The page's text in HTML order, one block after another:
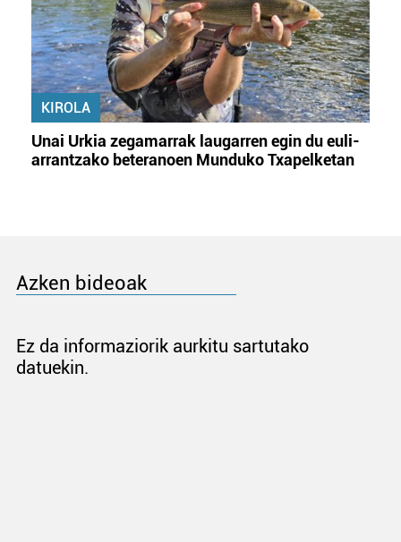
KIROLA
Unai Urkia zegamarrak laugarren egin du euli-
arrantzako beteranoen Munduko Txapelketan
Azken bideoak
Ez da informaziorik aurkitu sartutako
datuekin.